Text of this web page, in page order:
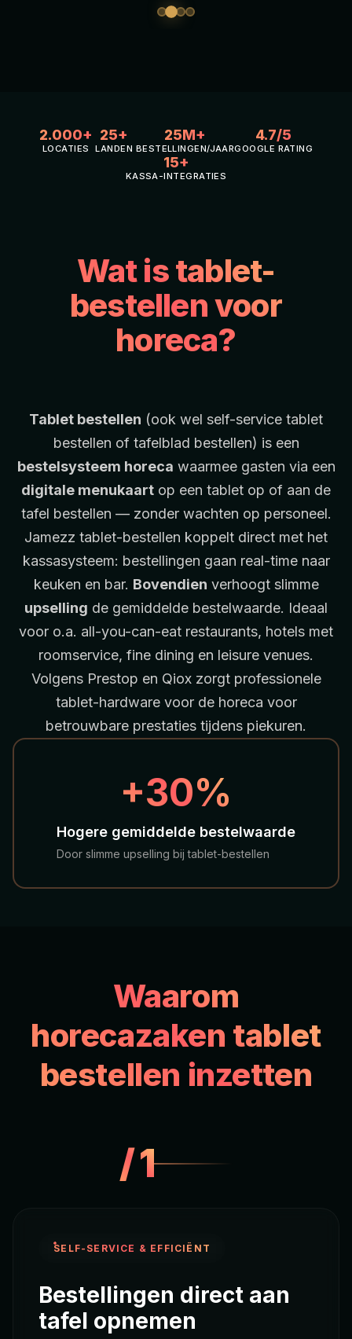
2.000+
LOCATIES
25+
LANDEN
25M+
BESTELLINGEN/JAAR
4.7/5
GOOGLE RATING
15+
KASSA-INTEGRATIES
Wat is tablet-
bestellen voor
horeca?
Tablet bestellen (ook wel self-service tablet
bestellen of tafelblad bestellen) is een
bestelsysteem horeca waarmee gasten via een
digitale menukaart op een tablet op of aan de
tafel bestellen — zonder wachten op personeel.
Jamezz tablet-bestellen koppelt direct met het
kassasysteem: bestellingen gaan real-time naar
keuken en bar. Bovendien verhoogt slimme
upselling de gemiddelde bestelwaarde. Ideaal
voor o.a. all-you-can-eat restaurants, hotels met
roomservice, fine dining en leisure venues.
Volgens Prestop en Qioxzorgt professionele
tablet-hardware voor de horeca voor
betrouwbare prestaties tijdens piekuren.
+30%
Hogere gemiddelde bestelwaarde
Door slimme upselling bij tablet-bestellen
Waarom
horecazaken tablet
bestellen inzetten
/1
SELF-SERVICE & EFFICIËNT
Bestellingen direct aan
tafel opnemen